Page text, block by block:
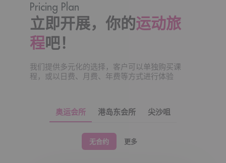
Pricing Plan
立即开展，你的运动旅
程吧！
我们提供多元化的选择，客户可以单独购买课
程，或以日费、月费、年费等方式进行体验
奥运会所 港岛东会所 尖沙咀
无合约 更多